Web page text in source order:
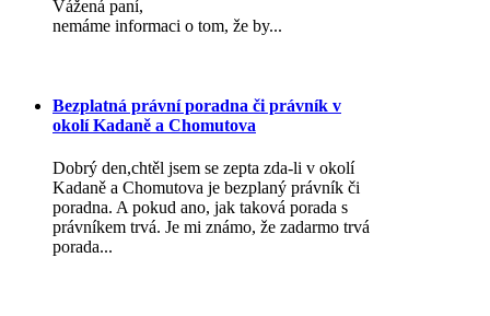
Vážená paní,
nemáme informaci o tom, že by...
Bezplatná právní poradna či právník v
okolí Kadaně a Chomutova
Dobrý den,chtěl jsem se zepta zda-li v okolí
Kadaně a Chomutova je bezplaný právník či
poradna. A pokud ano, jak taková porada s
právníkem trvá. Je mi známo, že zadarmo trvá
porada...